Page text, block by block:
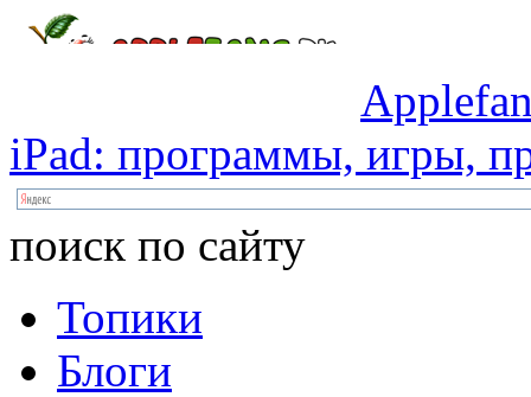
iPad: программы, игры,
поиск по сайту
Топики
Блоги